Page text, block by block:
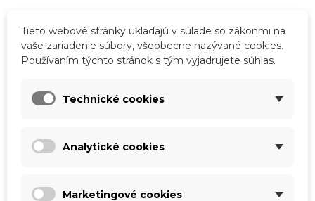
Tabuľka vlastností
Farba
Biela
Tieto webové stránky ukladajú v súlade so zákonmi na
vaše zariadenie súbory, všeobecne nazývané cookies.
Používaním týchto stránok s tým vyjadrujete súhlas.
Technické cookies
Analytické cookies
Marketingové cookies